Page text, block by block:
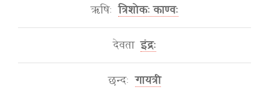
ऋषिः त्रिशोकः काण्वः
देवता इंद्रः
छन्दः गायत्री